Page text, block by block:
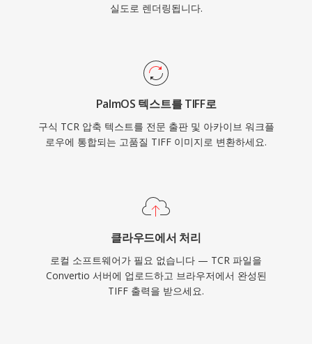
실도로 렌더링됩니다.
PalmOS 텍스트를 TIFF로
구식 TCR 압축 텍스트를 전문 출판 및 아카이브 워크플
로우에 통합되는 고품질 TIFF 이미지로 변환하세요.
클라우드에서 처리
로컬 소프트웨어가 필요 없습니다 — TCR 파일을
Convertio 서버에 업로드하고 브라우저에서 완성된
TIFF 출력을 받으세요.